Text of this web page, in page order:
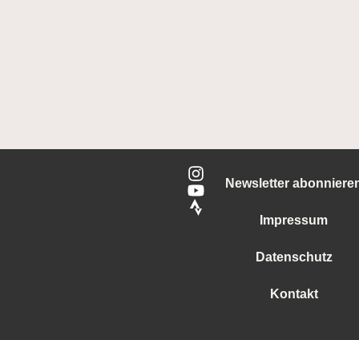
Newsletter
Impressum
Datenschutz
Kontakt